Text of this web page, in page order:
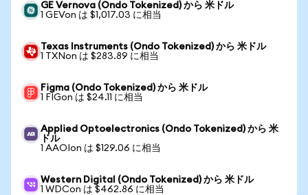
GE Vernova (Ondo Tokenized) から 米ドル
1 GEVon は $1,017.03 に相当
Texas Instruments (Ondo Tokenized) から 米ドル
1 TXNon は $283.89 に相当
Figma (Ondo Tokenized) から 米ドル
1 FIGon は $24.11 に相当
Applied Optoelectronics (Ondo Tokenized) から 米
ドル
1 AAOIon は $129.06 に相当
Western Digital (Ondo Tokenized) から 米ドル
1 WDCon は $462.86 に相当